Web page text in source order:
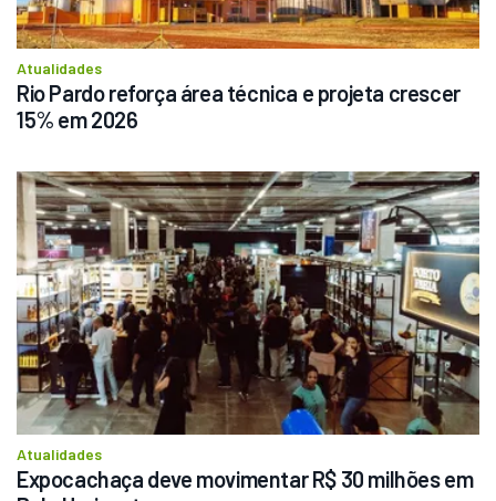
Atualidades
Rio Pardo reforça área técnica e projeta crescer
15% em 2026
Atualidades
Expocachaça deve movimentar R$ 30 milhões em